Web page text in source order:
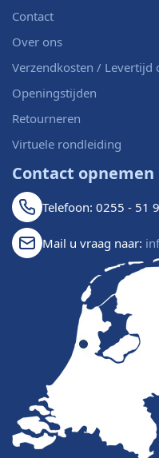
Contact
Over ons
Verzendkosten / Levertijd
Openingstijden
Retourneren
Virtuele rondleiding
Contact opnemen
Telefoon: 0255 - 51
Mail u vraag naar: